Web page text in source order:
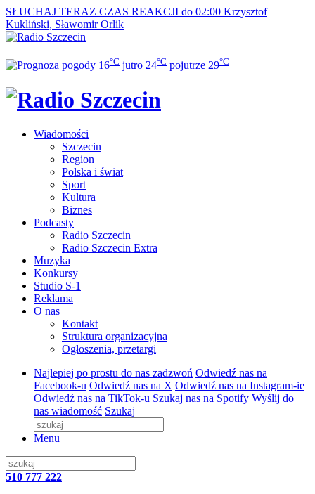
SŁUCHAJ TERAZ CZAS REAKCJI do 02:00 Krzysztof
Kukliński, Sławomir Orlik
16°C jutro 24°C pojutrze 29°C
Wiadomości
Szczecin
Region
Polska i świat
Sport
Kultura
Biznes
Podcasty
Radio Szczecin
Radio Szczecin Extra
Muzyka
Konkursy
Studio S-1
Reklama
O nas
Kontakt
Struktura organizacyjna
Ogłoszenia, przetargi
Najlepiej po prostu do nas zadzwoń Odwiedź nas na
Facebook-u Odwiedź nas na X Odwiedź nas na Instagram-ie
Odwiedź nas na TikTok-u Szukaj nas na Spotify Wyślij do
nas wiadomość Szukaj
Menu
510 777 222